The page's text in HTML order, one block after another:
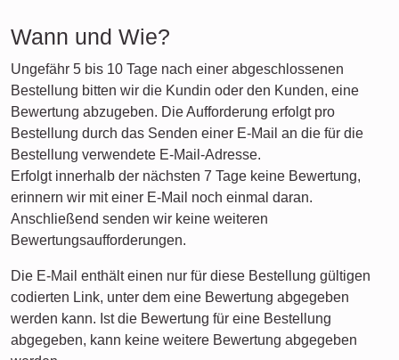
Wann und Wie?
Ungefähr 5 bis 10 Tage nach einer abgeschlossenen
Bestellung bitten wir die Kundin oder den Kunden, eine
Bewertung abzugeben. Die Aufforderung erfolgt pro
Bestellung durch das Senden einer E-Mail an die für die
Bestellung verwendete E-Mail-Adresse.
Erfolgt innerhalb der nächsten 7 Tage keine Bewertung,
erinnern wir mit einer E-Mail noch einmal daran.
Anschließend senden wir keine weiteren
Bewertungsaufforderungen.
Die E-Mail enthält einen nur für diese Bestellung gültigen
codierten Link, unter dem eine Bewertung abgegeben
werden kann. Ist die Bewertung für eine Bestellung
abgegeben, kann keine weitere Bewertung abgegeben